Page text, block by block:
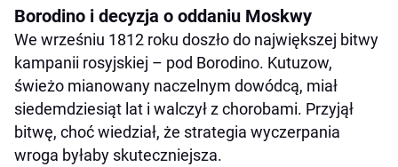
Borodino i decyzja o oddaniu Moskwy
We wrześniu 1812 roku doszło do największej bitwy
kampanii rosyjskiej – pod Borodino. Kutuzow,
świeżo mianowany naczelnym dowódcą, miał
siedemdziesiąt lat i walczył z chorobami. Przyjął
bitwę, choć wiedział, że strategia wyczerpania
wroga byłaby skuteczniejsza.